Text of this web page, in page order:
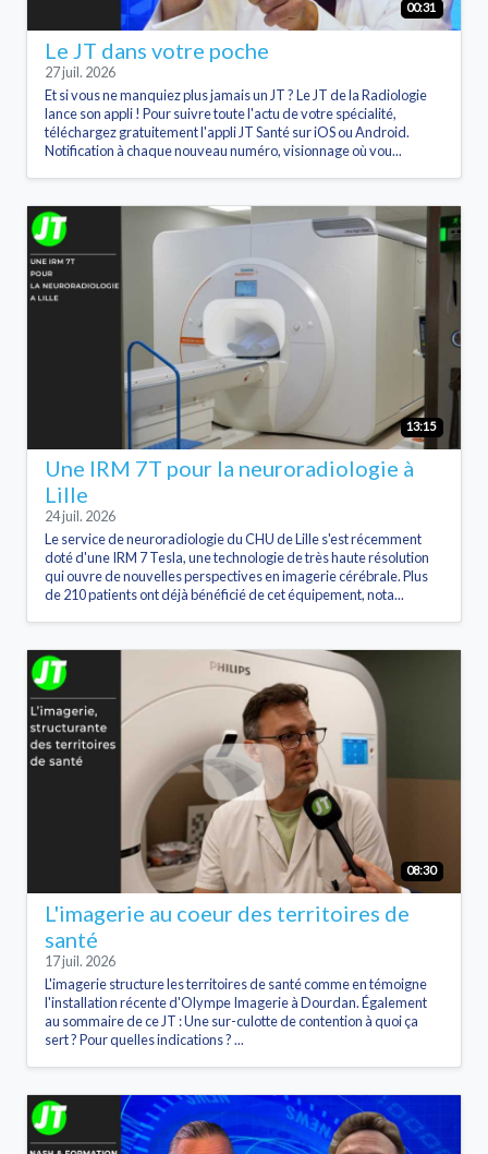
00:31
Le JT dans votre poche
27 juil. 2026
Et si vous ne manquiez plus jamais un JT ? Le JT de la Radiologie
lance son appli ! Pour suivre toute l'actu de votre spécialité,
téléchargez gratuitement l'appli JT Santé sur iOS ou Android.
Notification à chaque nouveau numéro, visionnage où vou...
13:15
Une IRM 7T pour la neuroradiologie à
Lille
24 juil. 2026
Le service de neuroradiologie du CHU de Lille s'est récemment
doté d'une IRM 7 Tesla, une technologie de très haute résolution
qui ouvre de nouvelles perspectives en imagerie cérébrale. Plus
de 210 patients ont déjà bénéficié de cet équipement, nota...
08:30
L'imagerie au coeur des territoires de
santé
17 juil. 2026
L'imagerie structure les territoires de santé comme en témoigne
l'installation récente d'Olympe Imagerie à Dourdan. Également
au sommaire de ce JT : Une sur-culotte de contention à quoi ça
sert ? Pour quelles indications ? ...